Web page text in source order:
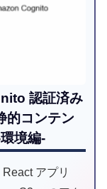
認証済み
的コンテン
境編-
アプリ